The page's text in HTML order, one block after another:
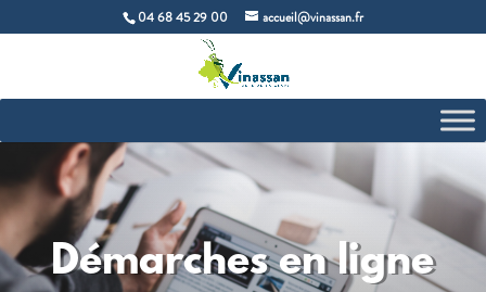
04 68 45 29 00 accueil@vinassan.fr
Démarches en ligne